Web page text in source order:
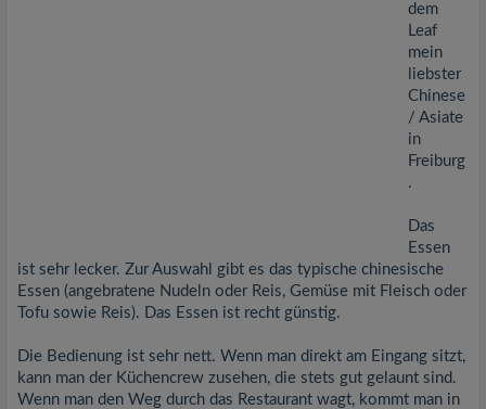
dem
Leaf
mein
liebster
Chinese
/ Asiate
in
Freiburg
.
Das
Essen
ist sehr lecker. Zur Auswahl gibt es das typische chinesische
Essen (angebratene Nudeln oder Reis, Gemüse mit Fleisch oder
Tofu sowie Reis). Das Essen ist recht günstig.
Die Bedienung ist sehr nett. Wenn man direkt am Eingang sitzt,
kann man der Küchencrew zusehen, die stets gut gelaunt sind.
Wenn man den Weg durch das Restaurant wagt, kommt man in